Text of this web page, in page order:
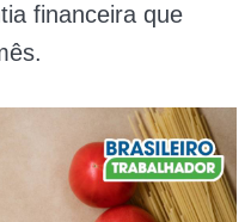
financeira que